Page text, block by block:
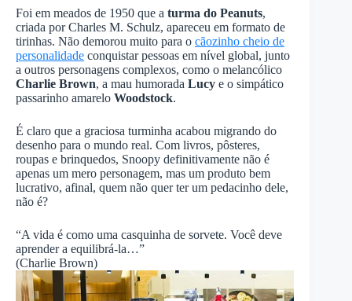
Foi em meados de 1950 que a turma do Peanuts,
criada por Charles M. Schulz, apareceu em formato de
tirinhas. Não demorou muito para o cãozinho cheio de
personalidade conquistar pessoas em nível global, junto
a outros personagens complexos, como o melancólico
Charlie Brown, a mau humorada Lucy e o simpático
passarinho amarelo Woodstock.
É claro que a graciosa turminha acabou migrando do
desenho para o mundo real. Com livros, pôsteres,
roupas e brinquedos, Snoopy definitivamente não é
apenas um mero personagem, mas um produto bem
lucrativo, afinal, quem não quer ter um pedacinho dele,
não é?
“A vida é como uma casquinha de sorvete. Você deve
aprender a equilibrá-la…”
(Charlie Brown)